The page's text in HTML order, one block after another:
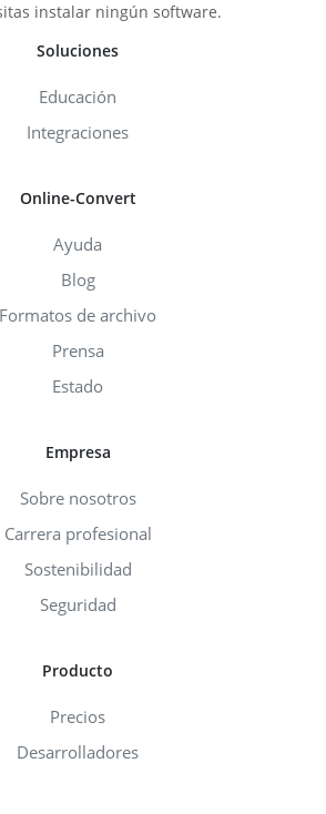
instalar ningún software.
Soluciones
Educación
Integraciones
Online-Convert
Ayuda
Blog
Formatos de archivo
Prensa
Estado
Empresa
Sobre nosotros
Carrera profesional
Sostenibilidad
Seguridad
Producto
Precios
Desarrolladores